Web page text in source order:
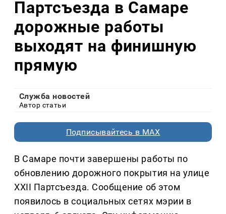
Партсъезда в Самаре
дорожные работы
выходят на финишную
прямую
Служба новостей
Автор статьи
Подписывайтесь в MAX
В Самаре почти завершены работы по
обновлению дорожного покрытия на улице
XXII Партсъезда. Сообщение об этом
появилось в социальных сетях мэрии в